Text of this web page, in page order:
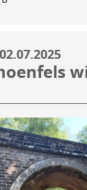
02.07.2025